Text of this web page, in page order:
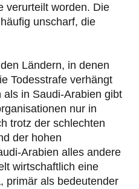
verurteilt worden. Die
unscharf, die
Ländern, in denen
Todesstrafe verhängt
in Saudi-Arabien gibt
nur in
trotz der schlechten
der hohen
Arabien alles andere
wirtschaftlich eine
primär als bedeutender